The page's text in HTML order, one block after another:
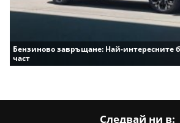
Бензиново завръщане: Най-интересните
част
Следвай ни в: